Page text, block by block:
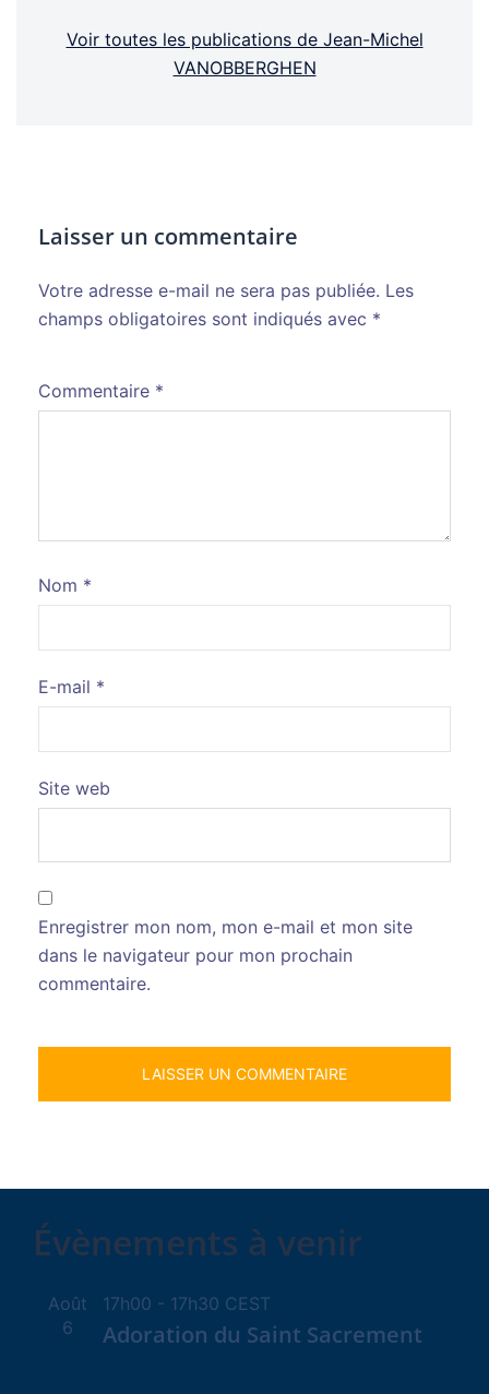
Voir toutes les publications de Jean-Michel
VANOBBERGHEN
Laisser un commentaire
Votre adresse e-mail ne sera pas publiée. Les
champs obligatoires sont indiqués avec *
Commentaire *
Nom *
E-mail *
Site web
Enregistrer mon nom, mon e-mail et mon site
dans le navigateur pour mon prochain
commentaire.
Alternative:
Évènements à venir
Août
6
17h00 - 17h30 CEST
Adoration du Saint Sacrement